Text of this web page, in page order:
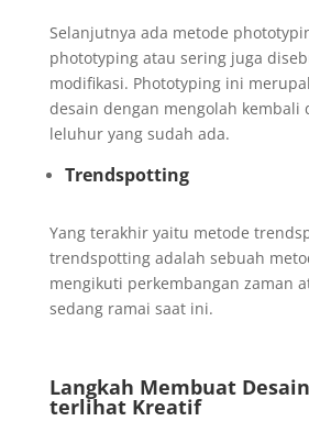
Selanjutnya ada metode
phototyping atau sering juga
modifikasi. Phototyping ini
desain dengan mengolah kembali
leluhur yang sudah ada.
Trendspotting
Yang terakhir yaitu metode
trendspotting adalah sebuah
mengikuti perkembangan zaman
sedang ramai saat ini.
Langkah Membuat
terlihat Kreatif